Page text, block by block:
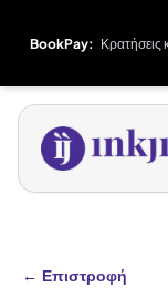
BookPay:
← Επιστροφή